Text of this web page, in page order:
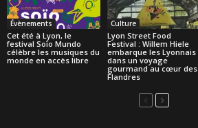
Évènements
Cet été à Lyon, le
festival Soïo Mundo
célèbre les musiques du
monde en accès libre
Culture
Lyon Street Food
Festival : Willem Hiele
embarque les Lyonnais
dans un voyage
gourmand au cœur des
Flandres